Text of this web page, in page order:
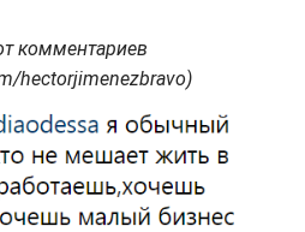
комментариев
hectorjimenezbravo)